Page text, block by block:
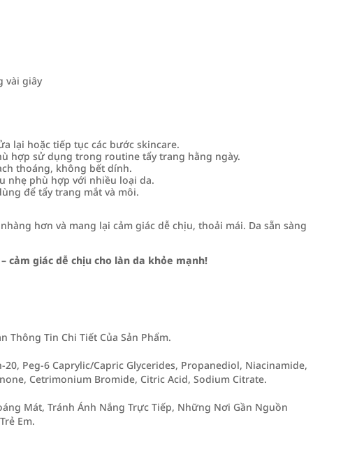
vài giây
lại hoặc tiếp tục các bước skincare.
hợp sử dụng trong routine tẩy trang hằng ngày.
thoáng, không bết dính.
nhẹ phù hợp với nhiều loại da.
để tẩy trang mắt và môi.
hơn và mang lại cảm giác dễ chịu, thoải mái. Da sẵn sàng
cảm giác dễ chịu cho làn da khỏe mạnh!
Thông Tin Chi Tiết Của Sản Phẩm.
20, Peg-6 Caprylic/Capric Glycerides, Propanediol, Niacinamide,
Cetrimonium Bromide, Citric Acid, Sodium Citrate.
Mát, Tránh Ánh Nắng Trực Tiếp, Những Nơi Gần Nguồn
Em.